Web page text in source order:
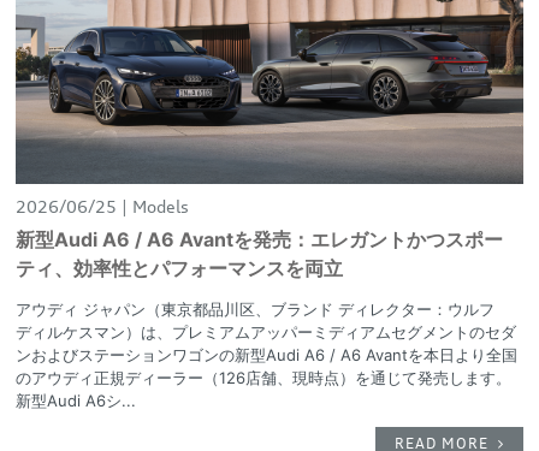
2026/06/25 Models
新型Audi A6 / A6 Avantを発売：エレガントかつスポー
ティ、効率性とパフォーマンスを両立
アウディ ジャパン（東京都品川区、ブランド ディレクター：ウルフ
ディルケスマン）は、プレミアムアッパーミディアムセグメントのセダ
ンおよびステーションワゴンの新型Audi A6 / A6 Avantを本日より全国
のアウディ正規ディーラー（126店舗、現時点）を通じて発売します。
新型Audi A6シ...
READ MORE